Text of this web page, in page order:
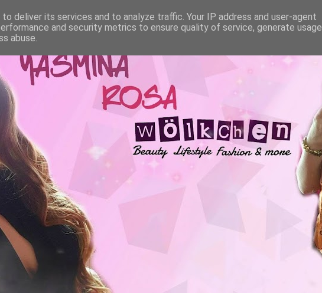
deliver its services and to analyze traffic. Your IP address and user-agent
and security metrics to ensure quality of service, generate usage
abuse.